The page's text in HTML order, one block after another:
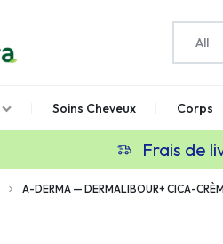
All
Soins Cheveux Corps
Frais de
A-DERMA — DERMALIBOUR+ CICA-